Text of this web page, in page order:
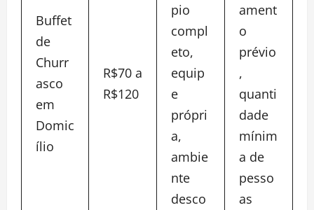
Buffet
de
Churr
asco
em
Domic
ílio
R$70 a
R$120
pio
compl
eto,
equip
e
própri
a,
ambie
nte
desco
ament
o
prévio
,
quanti
dade
mínim
a de
pesso
as